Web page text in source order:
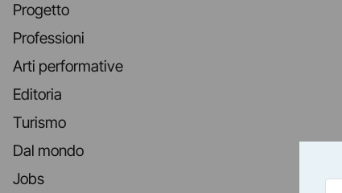
Progetto
Professioni
Arti performative
Editoria
Turismo
Dal mondo
Jobs